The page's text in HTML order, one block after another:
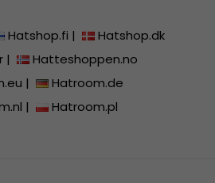
Hatshop.fi |
Hatshop.dk
|
Hatteshoppen.no
|
Hatroom.de
| Hatroom.pl